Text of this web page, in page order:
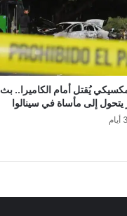
يُقتل أمام الكاميرا.. بث
يتحول إلى مأساة في سينالوا